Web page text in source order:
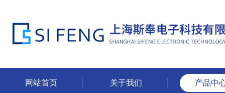
网站首页 关于我们 产品中